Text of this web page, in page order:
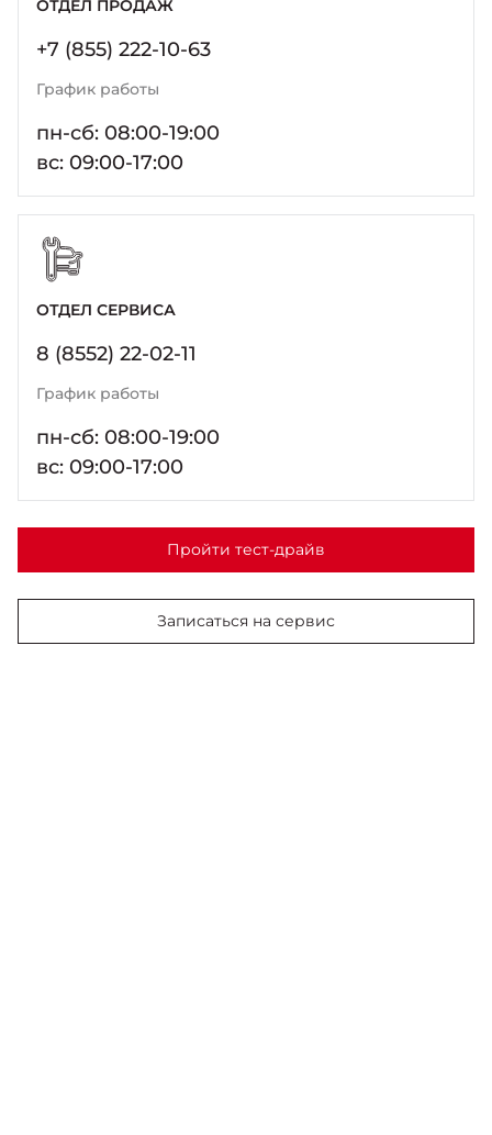
от 2 237 000 ₽*
Кроссовер, создающий равные
Спецпредложения
Страховые программы
СЕРВИСНЫЕ АКЦИИ
КОНТАКТЫ
ОТДЕЛ ПРОДАЖ
+7 (855) 222-10-63
График работы
пн-сб: 08:00-19:00
вс: 09:00-17:00
ОТДЕЛ СЕРВИСА
8 (8552) 22-02-11
График работы
пн-сб: 08:00-19:00
вс: 09:00-17:00
Пройти тест-драйв
Записаться на сервис